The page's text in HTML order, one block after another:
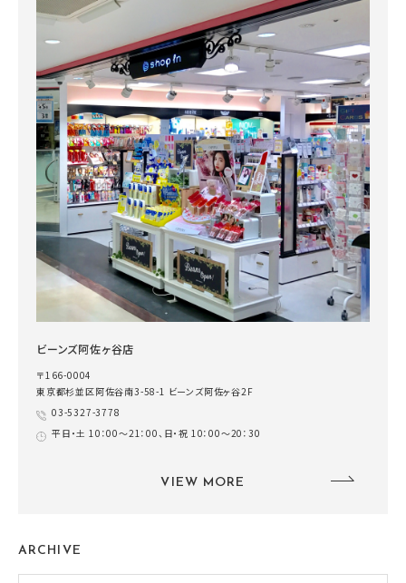
ビーンズ阿佐ヶ谷店
〒166-0004
東京都杉並区阿佐谷南3-58-1 ビーンズ阿佐ヶ谷2F
03-5327-3778
平日・土 10：00～21：00、日・祝 10：00～20：30
VIEW MORE
ARCHIVE